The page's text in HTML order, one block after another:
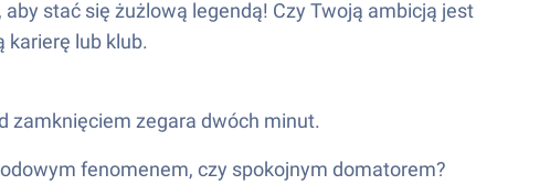
stać się żużlową legendą! Czy Twoją ambicją jest
karierę lub klub.
zamknięciem zegara dwóch minut.
fenomenem, czy spokojnym domatorem?